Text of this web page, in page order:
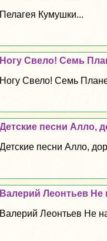
Пелагея Кумушки...
Ногу Свело! Семь
Ногу Свело! Семь
Детские песни Алло,
Детские песни Алло,
Валерий Леонтьев Не
Валерий Леонтьев Не